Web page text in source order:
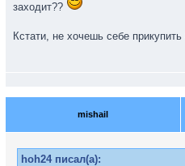
заходит??
Кстати, не хочешь себе
mishail
hoh24 писал(а):